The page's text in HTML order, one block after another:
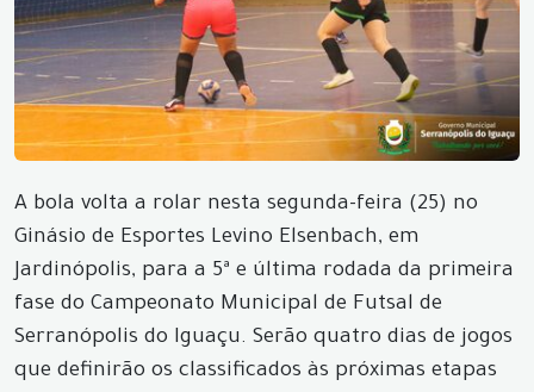
A bola volta a rolar nesta segunda-feira (25) no
Ginásio de Esportes Levino Elsenbach, em
Jardinópolis, para a 5ª e última rodada da primeira
fase do Campeonato Municipal de Futsal de
Serranópolis do Iguaçu. Serão quatro dias de jogos
que definirão os classificados às próximas etapas